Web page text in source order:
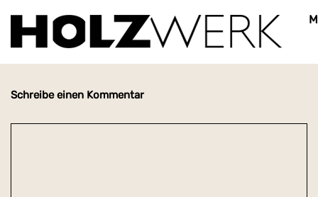
Schreibe einen Kommentar